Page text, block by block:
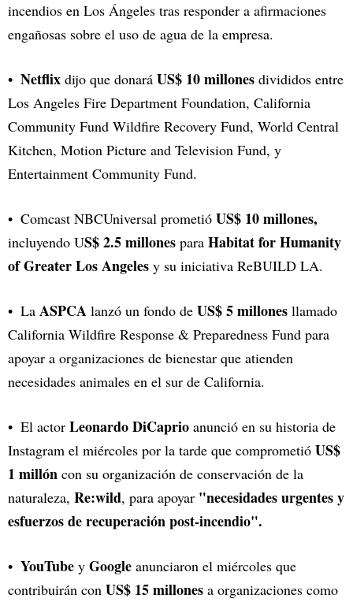
incendios en Los Ángeles tras responder a afirmaciones
engañosas sobre el uso de agua de la empresa.
Netflix dijo que donará US$ 10 millones divididos entre
Los Angeles Fire Department Foundation, California
Community Fund Wildfire Recovery Fund, World Central
Kitchen, Motion Picture and Television Fund, y
Entertainment Community Fund.
Comcast NBCUniversal prometió US$ 10 millones,
incluyendo US$ 2.5 millones para Habitat for Humanity
of Greater Los Angeles y su iniciativa ReBUILD LA.
La ASPCA lanzó un fondo de US$ 5 millones llamado
California Wildfire Response & Preparedness Fund para
apoyar a organizaciones de bienestar que atienden
necesidades animales en el sur de California.
El actor Leonardo DiCaprio anunció en su historia de
Instagram el miércoles por la tarde que comprometió US$
1 millón con su organización de conservación de la
naturaleza, Re:wild, para apoyar "necesidades urgentes y
esfuerzos de recuperación post-incendio".
YouTube y Google anunciaron el miércoles que
contribuirán con US$ 15 millones a organizaciones como